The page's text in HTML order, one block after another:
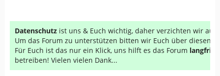
Datenschutz ist uns & Euch wichtig, daher verzichten wir auf
Um das Forum zu unterstützen bitten wir Euch über diesen
Für Euch ist das nur ein Klick, uns hilft es das Forum
betreiben! Vielen vielen Dank...